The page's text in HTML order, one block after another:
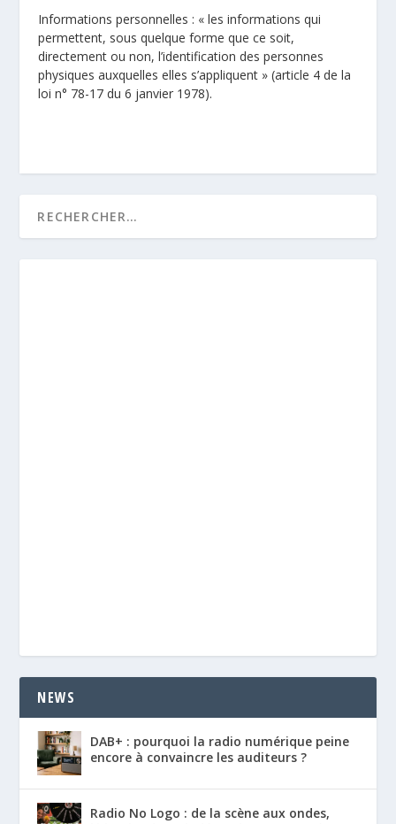
Informations personnelles : « les informations qui
permettent, sous quelque forme que ce soit,
directement ou non, l’identification des personnes
physiques auxquelles elles s’appliquent » (article 4 de la
loi n° 78-17 du 6 janvier 1978).
NEWS
DAB+ : pourquoi la radio numérique peine
encore à convaincre les auditeurs ?
Radio No Logo : de la scène aux ondes,